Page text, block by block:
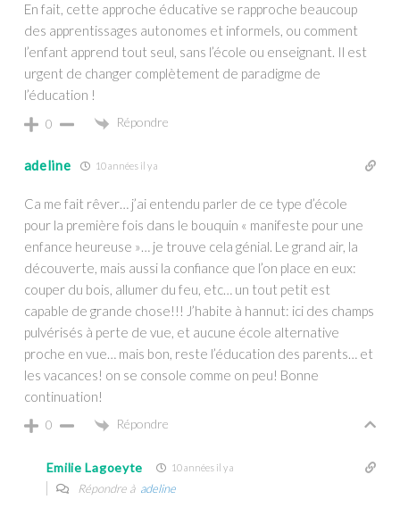
En fait, cette approche éducative se rapproche beaucoup
des apprentissages autonomes et informels, ou comment
l’enfant apprend tout seul, sans l’école ou enseignant. Il est
urgent de changer complètement de paradigme de
l’éducation !
0 Répondre
adeline 10 années il y a
Ca me fait rêver… j’ai entendu parler de ce type d’école
pour la première fois dans le bouquin « manifeste pour une
enfance heureuse »… je trouve cela génial. Le grand air, la
découverte, mais aussi la confiance que l’on place en eux:
couper du bois, allumer du feu, etc… un tout petit est
capable de grande chose!!! J’habite à hannut: ici des champs
pulvérisés à perte de vue, et aucune école alternative
proche en vue… mais bon, reste l’éducation des parents… et
les vacances! on se console comme on peu! Bonne
continuation!
0 Répondre
Emilie Lagoeyte 10 années il y a
Répondre à adeline